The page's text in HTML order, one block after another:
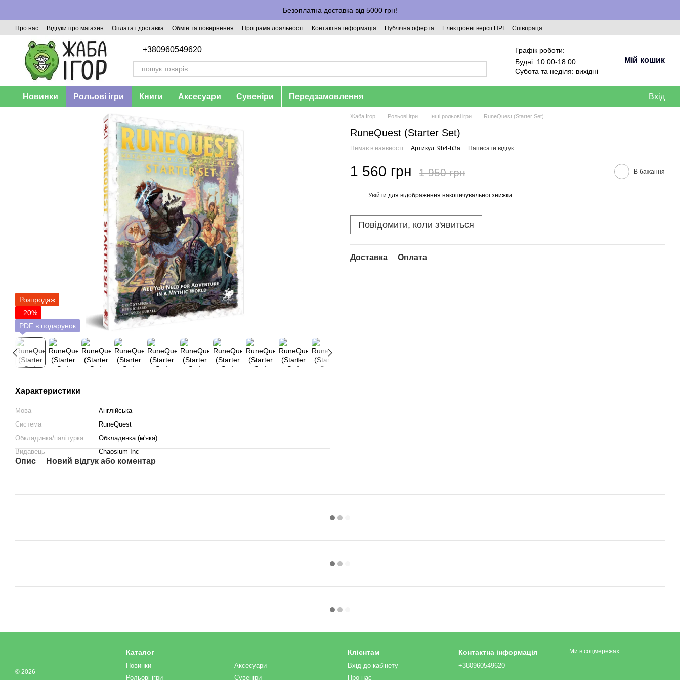
Безоплатна доставка від 5000 грн!
Про нас Відгуки про магазин Оплата і доставка Обмін та повернення Програма лояльності Контактна інформація Публічна оферта Електронні версії НРІ Співпраця
+380960549620
Графік роботи:
Будні: 10:00-18:00
Субота та неділя: вихідні
Мій кошик
Новинки Рольові ігри Книги Аксесуари Сувеніри Передзамовлення Вхід
Розпродаж
−20%
PDF в подарунок
Характеристики
Мова
Англійська
Система
RuneQuest
Обкладинка/палітурка
Обкладинка (м'яка)
Видавець
Chaosium Inc
Опис Новий відгук або коментар
Жаба Ігор Рольові ігри Інші рольові ігри RuneQuest (Starter Set)
RuneQuest (Starter Set)
Немає в наявності Артикул: 9b4-b3a Написати відгук
1 560 грн 1 950 грн В бажання
Увійти для відображення накопичувальної знижки
Повідомити, коли з'явиться
Доставка Оплата
© 2026
Каталог
Новинки
Рольові ігри
Аксесуари
Сувеніри
Клієнтам
Вхід до кабінету
Про нас
Контактна інформація
+380960549620
Ми в соцмережах